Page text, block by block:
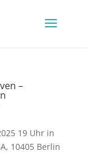
–
19 Uhr in
10405 Berlin